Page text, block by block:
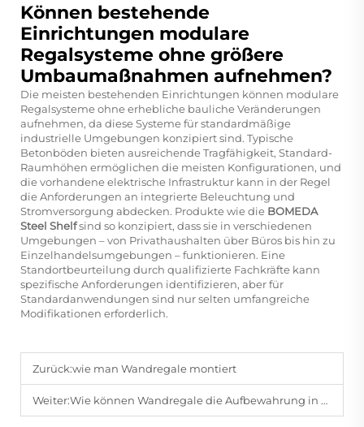
Können bestehende
Einrichtungen modulare
Regalsysteme ohne größere
Umbaumaßnahmen aufnehmen?
Die meisten bestehenden Einrichtungen können modulare
Regalsysteme ohne erhebliche bauliche Veränderungen
aufnehmen, da diese Systeme für standardmäßige
industrielle Umgebungen konzipiert sind. Typische
Betonböden bieten ausreichende Tragfähigkeit, Standard-
Raumhöhen ermöglichen die meisten Konfigurationen, und
die vorhandene elektrische Infrastruktur kann in der Regel
die Anforderungen an integrierte Beleuchtung und
Stromversorgung abdecken. Produkte wie die BOMEDA
Steel Shelfsind so konzipiert, dass sie in verschiedenen
Umgebungen – von Privathaushalten über Büros bis hin zu
Einzelhandelsumgebungen – funktionieren. Eine
Standortbeurteilung durch qualifizierte Fachkräfte kann
spezifische Anforderungen identifizieren, aber für
Standardanwendungen sind nur selten umfangreiche
Modifikationen erforderlich.
Zurück:wie man Wandregale montiert
Weiter:Wie können Wandregale die Aufbewahrung in Home-Offices verbessern?